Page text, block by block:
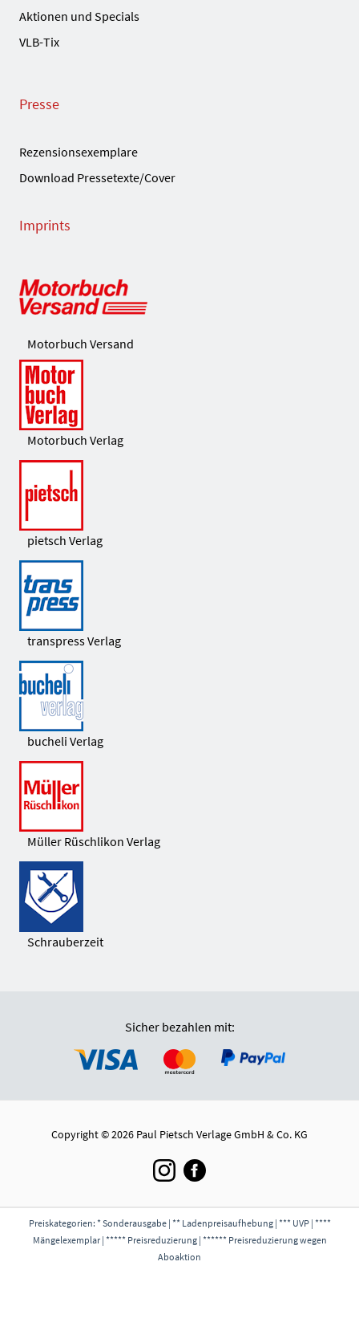
Aktionen und Specials
VLB-Tix
Presse
Rezensionsexemplare
Download Pressetexte/Cover
Imprints
Motorbuch Versand
Motorbuch Verlag
pietsch Verlag
transpress Verlag
bucheli Verlag
Müller Rüschlikon Verlag
Schrauberzeit
Sicher bezahlen mit:
Copyright © 2026 Paul Pietsch Verlage GmbH & Co. KG
Preiskategorien: * Sonderausgabe | ** Ladenpreisaufhebung | *** UVP | ****
Mängelexemplar | ***** Preisreduzierung | ****** Preisreduzierung wegen
Aboaktion